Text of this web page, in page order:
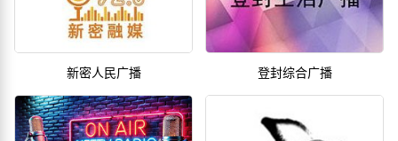
新密人民广播 登封综合广播